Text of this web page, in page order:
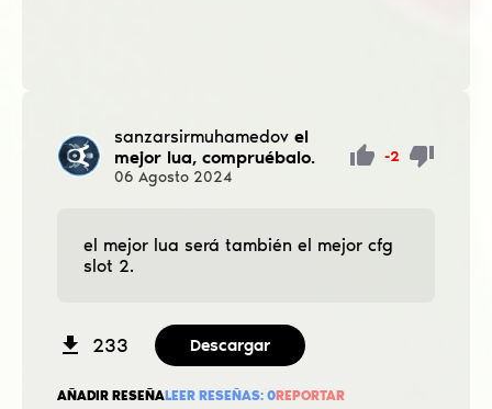
sanzarsirmuhamedov el
mejor lua, compruébalo.
06 Agosto 2024
-2
el mejor lua será también el mejor cfg
slot 2.
233 Descargar
AÑADIR RESEÑALEER RESEÑAS: 0REPORTAR